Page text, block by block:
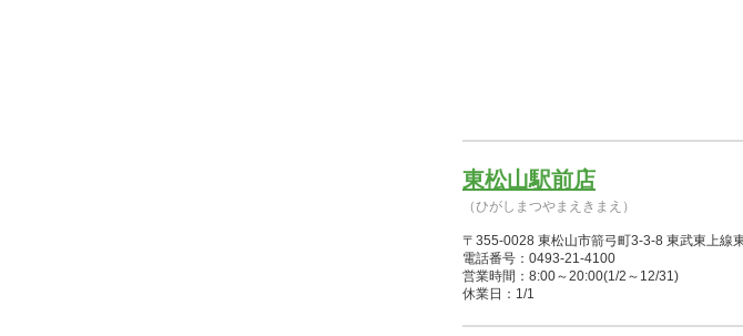
東松山駅前店
（ひがしまつやまえきまえ）
〒355-0028 東松山市箭弓町3-3-8 東武東上線
電話番号：0493-21-4100
営業時間：8:00～20:00(1/2～12/31)
休業日：1/1